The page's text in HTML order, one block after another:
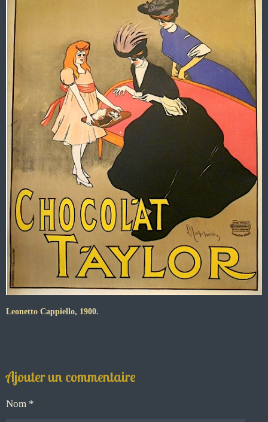
Leonetto Cappiello, 1900.
Ajouter un commentaire
Nom *